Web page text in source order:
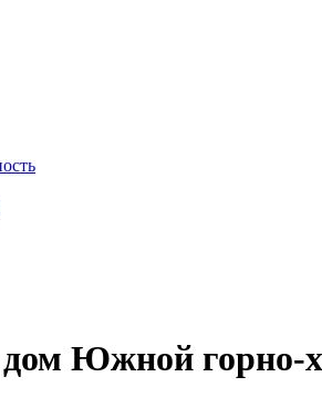
Южной горно-